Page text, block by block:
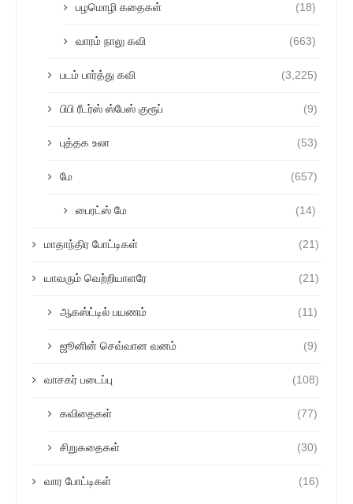
பழமொழி கதைகள் (18)
வாரம் நாலு கவி (663)
படம் பார்த்து கவி (3,225)
பிபி ரீடர்ஸ் ஸ்பேஸ் குரூப் (9)
புத்தக உலா (53)
மே (657)
பைரட்ஸ் மே (14)
மாதாந்திர போட்டிகள் (21)
யாவரும் வெற்றியாளரே (21)
ஆகஸ்ட்டில் பயணம் (11)
ஜூனின் செவ்வான வனம் (9)
வாசகர் படைப்பு (108)
கவிதைகள் (77)
சிறுகதைகள் (30)
வார போட்டிகள் (16)